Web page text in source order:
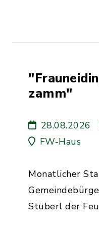
zamm"
28.08.2026
FW-Haus
Monatlicher
Stüberl der